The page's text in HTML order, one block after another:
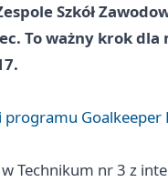
Szkół
To ważny krok
programu Goalkeeper
w Technikum nr 3 z